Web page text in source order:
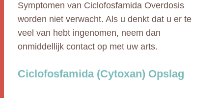
Symptomen van Ciclofosfamida Overdosis
worden niet verwacht. Als u denkt dat u er te
veel van hebt ingenomen, neem dan
onmiddellijk contact op met uw arts.
Ciclofosfamida (Cytoxan) Opslag